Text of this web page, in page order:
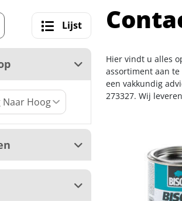
Lijst
Hier vindt u alles
assortiment aan
een vakkundig
273327. Wij